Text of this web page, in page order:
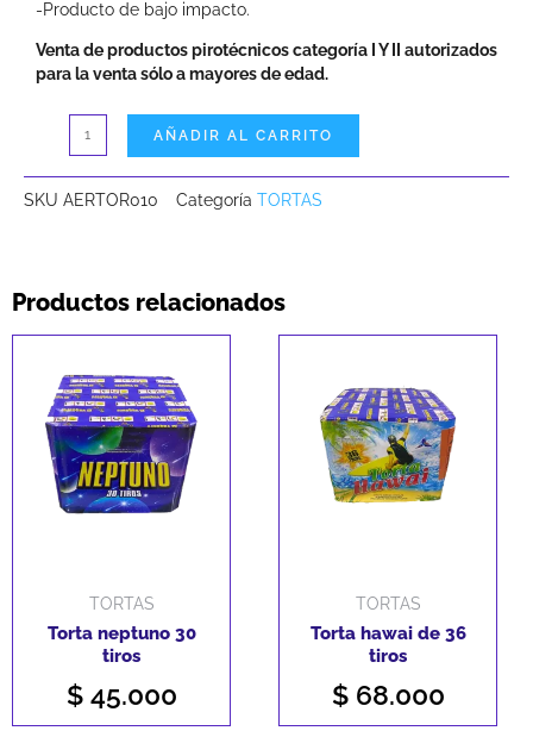
-Producto de bajo impacto.
Venta de productos pirotécnicos categoría I Y II autorizados
para la venta sólo a mayores de edad.
de
0.6"
AÑADIR AL CARRITO
SKU AERTOR010 Categoría TORTAS
Productos relacionados
TORTAS
Torta neptuno 30
tiros
$45.000
TORTAS
Torta hawai de 36
tiros
$68.000